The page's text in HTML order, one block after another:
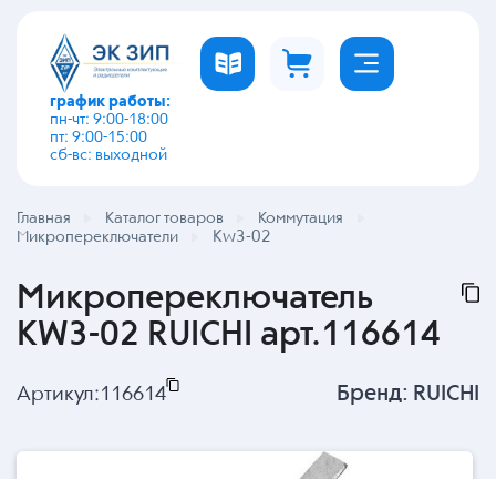
график работы:
пн-чт: 9:00-18:00
пт: 9:00-15:00
сб-вс: выходной
Главная Каталог товаров
Коммутация
Микропереключатели
Kw3-02
Микропереключатель
KW3-02 RUICHI арт.116614
Артикул:116614 Бренд: RUICHI